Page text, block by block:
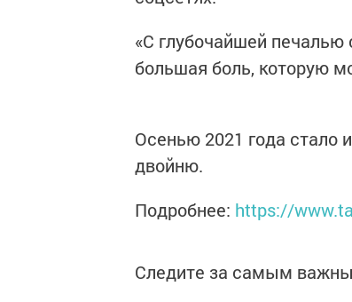
«С глубочайшей
большая боль, которую
Осенью 2021 года стало
двойню.
Подробнее: https://
Следите за самым